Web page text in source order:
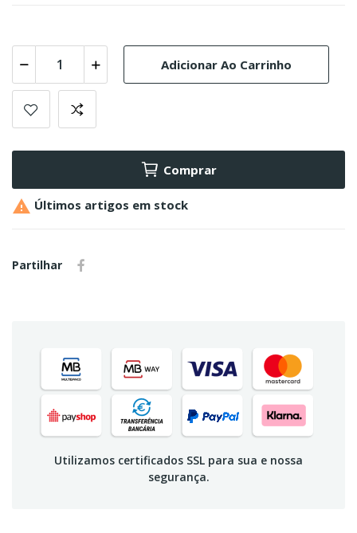
Adicionar Ao Carrinho
Comprar
 Últimos artigos em stock
Partilhar
Utilizamos certificados SSL para sua e nossa
segurança.